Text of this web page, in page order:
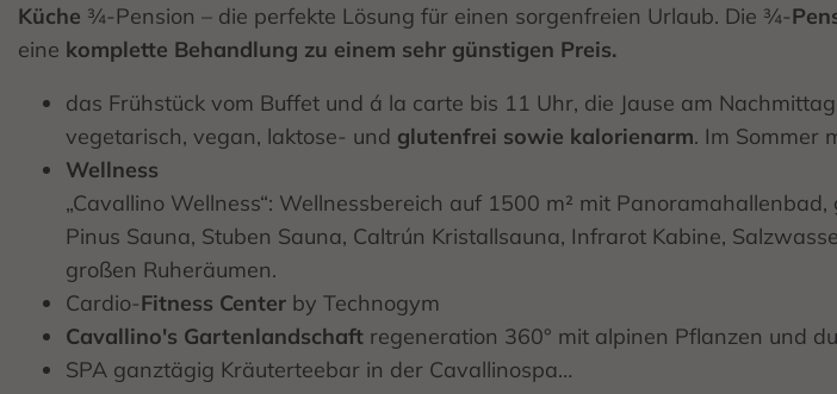
Küche ¾-Pension – die perfekte Lösung für einen sorgenfreien Urlaub. Die ¾-
eine komplette Behandlung zu einem sehr günstigen Preis.
das Frühstück vom Buffet und á la carte bis 11 Uhr, die Jause am
vegetarisch, vegan, laktose- und glutenfrei sowie kalorienarm. Im Sommer
Wellness
„Cavallino Wellness“: Wellnessbereich auf 1500 m² mit
Pinus Sauna, Stuben Sauna, Caltrún Kristallsauna, Infrarot Kabine,
großen Ruheräumen.
Cardio-Fitness Center by Technogym
Cavallino's Gartenlandschaft regeneration 360° mit alpinen Pflanzen und
SPA ganztägig Kräuterteebar in der Cavallinospa…